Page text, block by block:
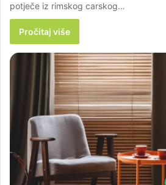
potječe iz rimskog carskog…
Pročitaj više